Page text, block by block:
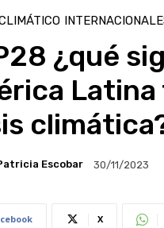
¿qué
Escobar 30/11/2023
X